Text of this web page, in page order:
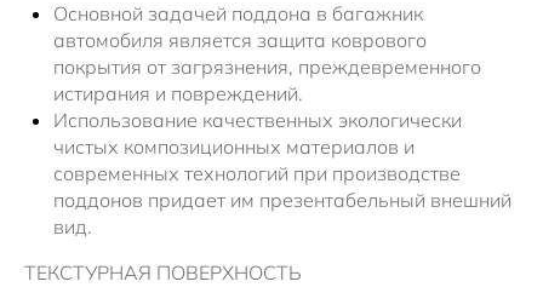
Основной задачей поддона в багажник
автомобиля является защита коврового
покрытия от загрязнения, преждевременного
истирания и повреждений.
Использование качественных экологически
чистых композиционных материалов и
современных технологий при производстве
поддонов придает им презентабельный внешний
вид.
ТЕКСТУРНАЯ ПОВЕРХНОСТЬ